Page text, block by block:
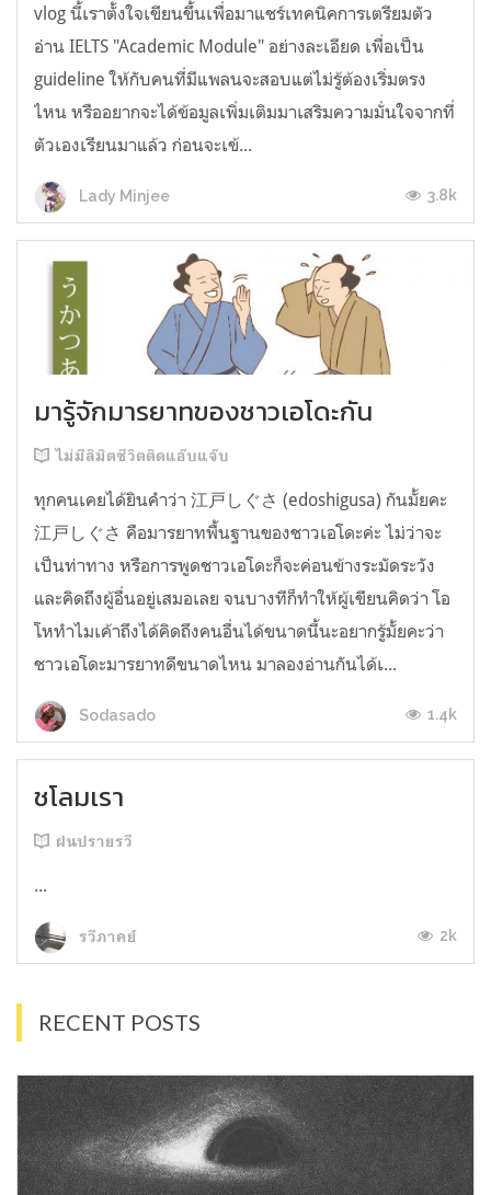
vlog นี้เราตั้งใจเขียนขึ้นเพื่อมาแชร์เทคนิคการเตรียมตัว
อ่าน IELTS "Academic Module" อย่างละเอียด เพื่อเป็น
guideline ให้กับคนที่มีแพลนจะสอบแต่ไม่รู้ต้องเริ่มตรง
ไหน หรืออยากจะได้ข้อมูลเพิ่มเติมมาเสริมความมั่นใจจากที่
ตัวเองเรียนมาแล้ว ก่อนจะเข้...
Lady Minjee 3.8k
มารู้จักมารยาทของชาวเอโดะกัน
ไม่มีลิมิตชีวิตติดแอ๊บแจ๊บ
ทุกคนเคยได้ยินคำว่า 江戸しぐさ (edoshigusa) กันมั้ยคะ
江戸しぐさ คือมารยาทพื้นฐานของชาวเอโดะค่ะ ไม่ว่าจะ
เป็นท่าทาง หรือการพูดชาวเอโดะก็จะค่อนข้างระมัดระวัง
และคิดถึงผู้อื่นอยู่เสมอเลย จนบางทีก็ทำให้ผู้เขียนคิดว่า โอ
โหทำไมเค้าถึงได้คิดถึงคนอื่นได้ขนาดนี้นะอยากรู้มั้ยคะว่า
ชาวเอโดะมารยาทดีขนาดไหน มาลองอ่านกันได้เ...
Sodasado 1.4k
ชโลมเรา
ฝนปรายรวี
...
รวีภาคย์ 2k
RECENT POSTS